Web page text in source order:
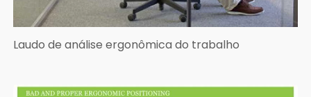
Laudo de análise ergonômica do trabalho